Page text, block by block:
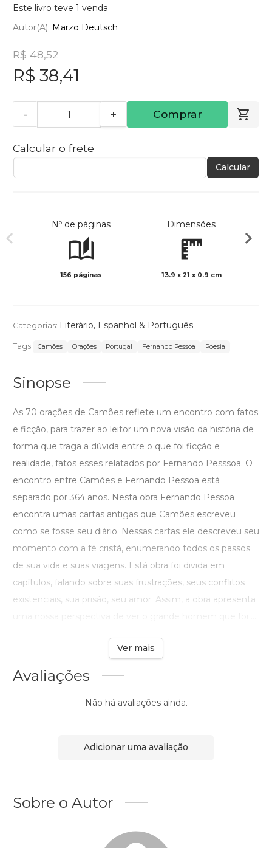
Este livro teve 1 venda
Autor(a): Marzo Deutsch
R$ 48,52
R$ 38,41
- + Comprar
Calcular o frete
Calcular
Nº de páginas
156 páginas
Dimensões
13.9 x 21 x 0.9 cm
Categorias: Literário, Espanhol & Português
Tags: Camões Orações Portugal Fernando Pessoa Poesia
Sinopse
As 70 orações de Camões reflete um encontro com fatos
e ficção, para trazer ao leitor um nova visão da história de
forma que traga a dúvida entre o que foi ficção e
realidade, fatos esses relatados por Fernando Pesssoa. O
encontro entre Camões e Fernando Pessoa está
separado por 364 anos. Nesta obra Fernando Pessoa
encontra umas cartas antigas que Camões escreveu
como se fosse seu diário. Nessas cartas ele descreveu seu
momento com a fé cristã, enumerando todos os passos
de sua vida e suas viagens. Está obra foi divida em
capítulos, falando sobre suas frustrações, seus conflitos
existenciais, sua prisão, seu amor. Assim, a obra apresenta
Ver mais
Avaliações
Não há avaliações ainda.
Adicionar uma avaliação
Sobre o Autor